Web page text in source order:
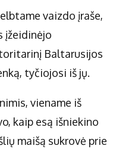
vaizdo įraše,
įžeidinėjo
Baltarusijos
tyčiojosi iš jų.
viename iš
kaip esą išniekino
maišą sukrovė prie